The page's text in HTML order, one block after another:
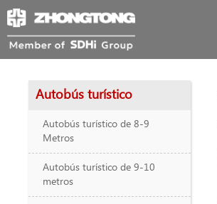
Autobús turístico
Autobús turístico de 8-9
Metros
Autobús turístico de 9-10
metros